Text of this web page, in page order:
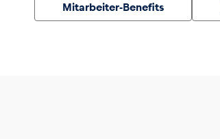
Mitarbeiter-Benefits